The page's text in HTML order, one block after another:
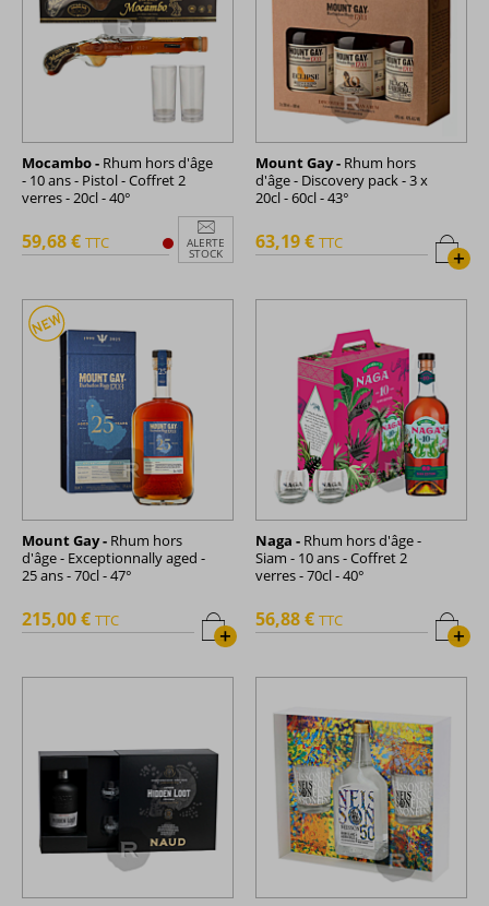
Mocambo - Rhum hors d'âge
- 10 ans - Pistol - Coffret 2
verres - 20cl - 40°
ALERTE
STOCK
59,68 € TTC
Mount Gay - Rhum hors
d'âge - Discovery pack - 3 x
20cl - 60cl - 43°
+
63,19 € TTC
Mount Gay - Rhum hors
d'âge - Exceptionnally aged -
25 ans - 70cl - 47°
+
215,00 € TTC
Naga - Rhum hors d'âge -
Siam - 10 ans - Coffret 2
verres - 70cl - 40°
+
56,88 € TTC